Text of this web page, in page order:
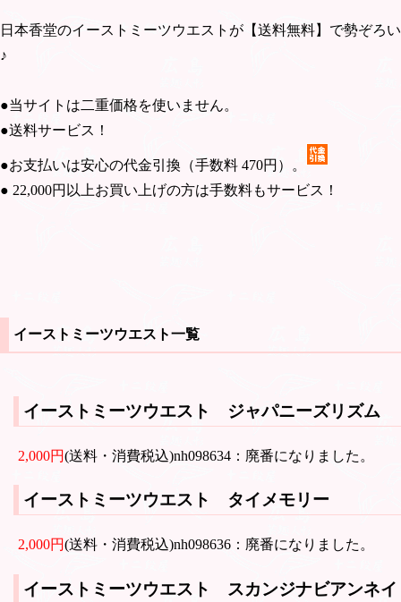
日本香堂のイーストミーツウエストが【送料無料】で勢ぞろい
♪
●当サイトは二重価格を使いません。
●送料サービス！
●お支払いは安心の代金引換（手数料 470円 ）。
● 22,000円 以上お買い上げの方は手数料もサービス！
イーストミーツウエスト一覧
イーストミーツウエスト ジャパニーズリズム
2,000円(送料・消費税込)nh098634：廃番になりました。
イーストミーツウエスト タイメモリー
2,000円(送料・消費税込)nh098636：廃番になりました。
イーストミーツウエスト スカンジナビアンネイ